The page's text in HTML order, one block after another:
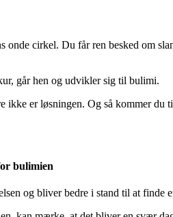
onde cirkel. Du får ren besked om
går hen og udvikler sig til bulimi.
ikke er løsningen. Og så kommer
bulimien
og bliver bedre i stand til at finde